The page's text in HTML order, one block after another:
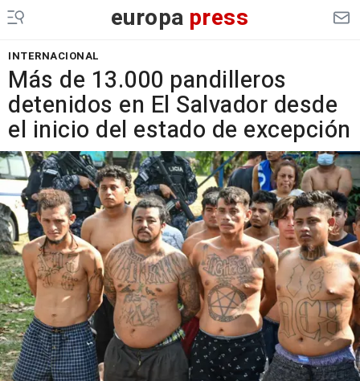
europa press
INTERNACIONAL
Más de 13.000 pandilleros
detenidos en El Salvador desde
el inicio del estado de excepción